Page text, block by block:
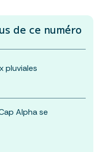
de ce numéro
pluviales
Alpha se